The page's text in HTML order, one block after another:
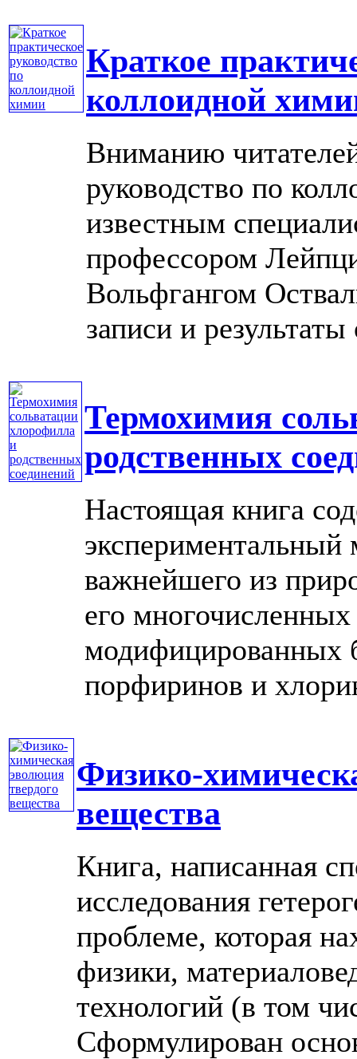
Краткое
коллоидной
Вниманию
руководство по
известным
профессором
Вольфгангом
записи и
Термохимия
родственных
Настоящая книга
экспериментальный
важнейшего из
его
модифицированных
порфиринов и
Физико-
вещества
Книга, написанная
исследования
проблеме, которая
физики,
технологий (в том
Сформулирован